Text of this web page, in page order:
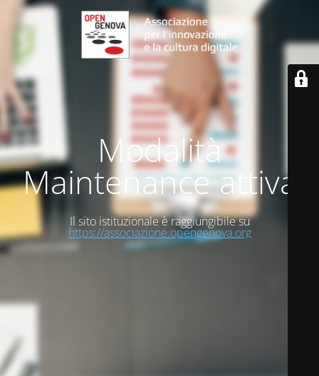
Modalità
Maintenance attiva
Il sito istituzionale è raggiungibile su
https://associazione.opengenova.org